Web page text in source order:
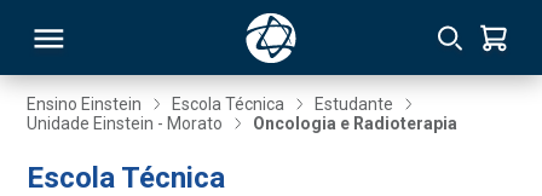
Ensino Einstein Escola Técnica
Estudante
Unidade Einstein - Morato
Oncologia e Radioterapia
Escola Técnica